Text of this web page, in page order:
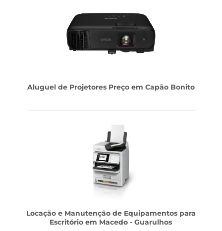
Aluguel de Projetores Preço em Capão Bonito
Locação e Manutenção de Equipamentos para
Escritório em Macedo - Guarulhos